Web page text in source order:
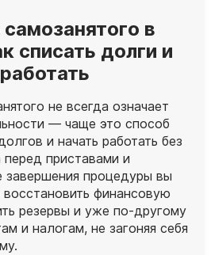
в
списать долги и
не всегда означает
— чаще это способ
и начать работать без
перед приставами и
завершения процедуры вы
финансовую
резервы и уже по‑другому
и налогам, не загоняя себя